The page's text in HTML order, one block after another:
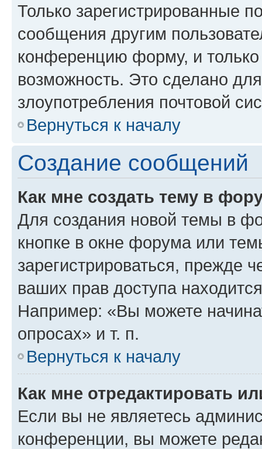
Только зарегистрированные
сообщения другим
конференцию форму, и
возможность. Это сделано
злоупотребления почтовой
Вернуться к началу
Создание сообщений
Как мне создать тему в
Для создания новой темы в
кнопке в окне форума или
зарегистрироваться, прежде
ваших прав доступа
Например: «Вы можете
опросах» и т. п.
Вернуться к началу
Как мне отредактировать
Если вы не являетесь
конференции, вы можете